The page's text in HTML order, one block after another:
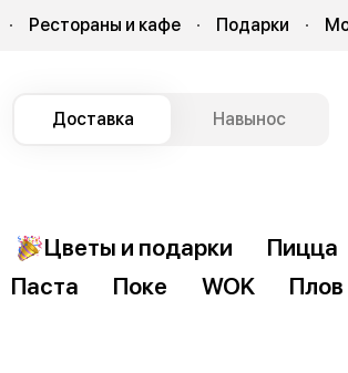
Рестораны и кафе Подарки
Доставка Навынос
Цветы и подарки Пицца
Паста Поке WOK Плов